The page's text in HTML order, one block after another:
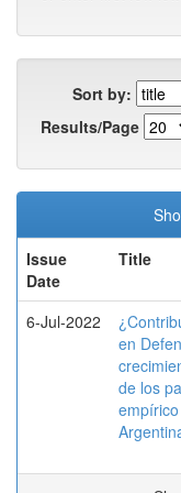
Sort by:
Results/Page
Issue
Date
Title
6-Jul-2022
en
de los